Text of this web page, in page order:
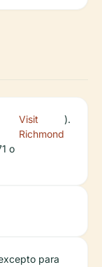
o
Visit
Richmond
).
para